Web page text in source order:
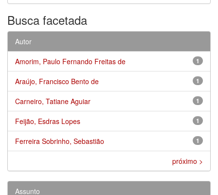
Busca facetada
Autor
1
Amorim, Paulo Fernando Freitas de
1
Araújo, Francisco Bento de
1
Carneiro, Tatiane Aguiar
1
Feijão, Esdras Lopes
1
Ferreira Sobrinho, Sebastião
próximo >
Assunto